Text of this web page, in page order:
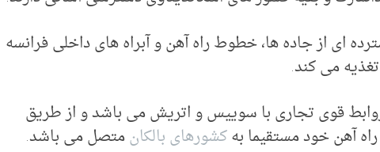
ای از جاده ها، خطوط راه آهن و آبراه های داخلی فرانسه
می کند.
روابط قوی تجاری با سوییس و اتریش می باشد و از طریق
آهن خود مستقیما بهکشورهای بالکانمتصل می باشد.